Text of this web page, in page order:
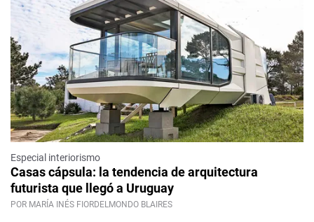
Especial interiorismo
Casas cápsula: la tendencia de arquitectura
futurista que llegó a Uruguay
POR MARÍA INÉS FIORDELMONDO BLAIRES